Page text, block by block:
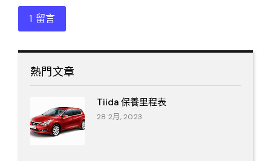
1 留言
熱門文章
Tiida 保養里程表
28 2月, 2023